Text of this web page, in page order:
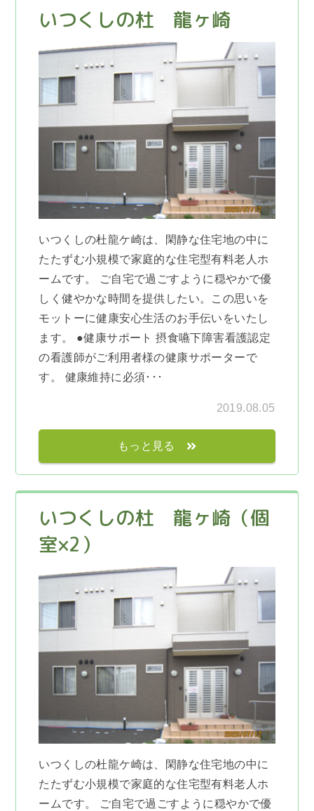
いつくしの杜 龍ヶ崎
いつくしの杜龍ケ崎は、閑静な住宅地の中に
たたずむ小規模で家庭的な住宅型有料老人ホ
ームです。 ご自宅で過ごすように穏やかで優
しく健やかな時間を提供したい。この思いを
モットーに健康安心生活のお手伝いをいたし
ます。 ●健康サポート 摂食嚥下障害看護認定
の看護師がご利用者様の健康サポーターで
す。 健康維持に必須･･･
2019.08.05
もっと見る
いつくしの杜 龍ヶ崎（個
室×2）
いつくしの杜龍ケ崎は、閑静な住宅地の中に
たたずむ小規模で家庭的な住宅型有料老人ホ
ームです。 ご自宅で過ごすように穏やかで優